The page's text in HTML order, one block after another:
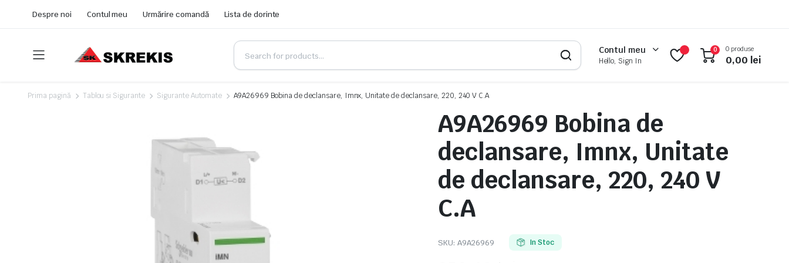
Despre noi Contul meu Urmărire comandă Lista de dorinte
Contul meu
Hello, Sign In
0 0 produse
0,00 lei
Prima pagină Tablou si Sigurante Sigurante Automate A9A26969 Bobina de declansare, Imnx, Unitate de declansare, 220, 240 V C.A
A9A26969 Bobina de
declansare, Imnx, Unitate
de declansare, 220, 240 V
C.A
SKU: A9A26969 In Stoc